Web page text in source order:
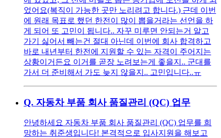
었어요(복직이 가능한 곳만 노리려고 합니다.) 근데 이번
에 원래 목표로 했던 한전이 많이 뽑을거라는 선언을 하
게 되어 또 고민이 됩니다.. 자꾸 미루면 안되는거 알고
가기 싫어서 빼는건 절대 아닌데 이번에 회사 합격하고
바로 내년부터 한전에 지원할 수 있는 자격이 주어지는
상황이거든요 이거를 곧장 노려보는게 좋을지.. 군대를
가서 더 준비해서 가도 늦지 않을지.. 고민입니다..ㅠ
Q. 자동차 부품 회사 품질관리 (QC) 업무
안녕하세요 자동차 부품 회사 품질관리 (QC) 업무를 희
망하는 취준생입니다! 본격적으로 입사지원을 해보고